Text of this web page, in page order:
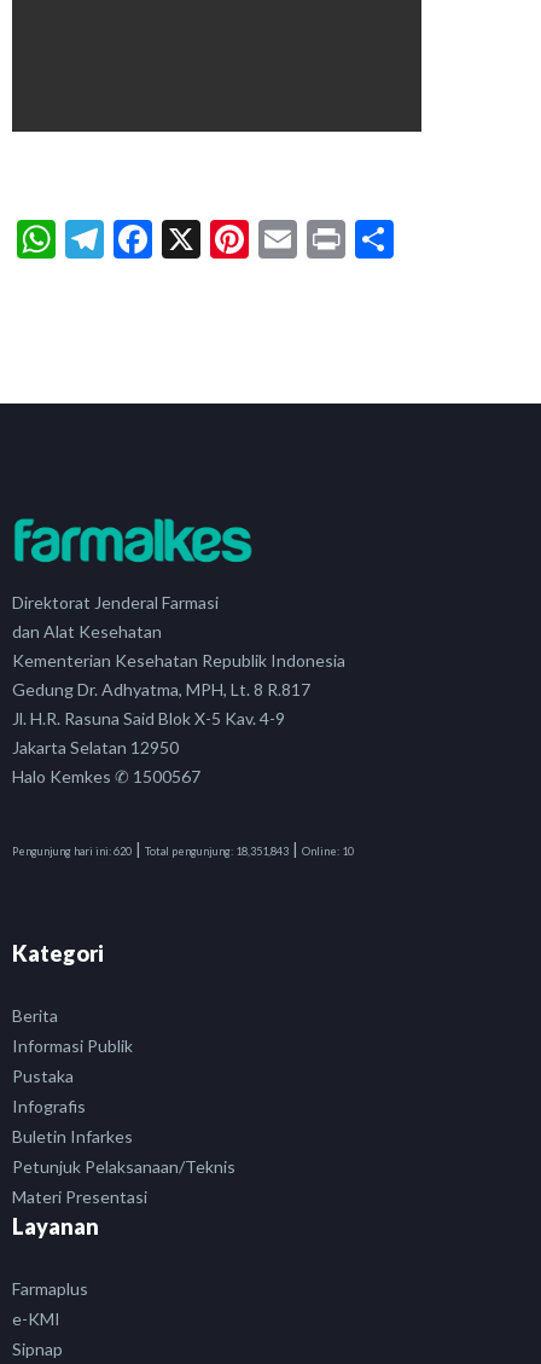
WhatsApp
Telegram
Facebook
X Pinterest
Email
Print
Direktorat Jenderal Farmasi
dan Alat Kesehatan
Kementerian Kesehatan Republik Indonesia
Gedung Dr. Adhyatma, MPH, Lt. 8 R.817
Jl. H.R. Rasuna Said Blok X-5 Kav. 4-9
Jakarta Selatan 12950
Halo Kemkes ✆ 1500567
Pengunjung hari ini:620 | Total pengunjung: 18,351,843 | Online: 10
Kategori
Berita
Informasi Publik
Pustaka
Infografis
Buletin Infarkes
Petunjuk Pelaksanaan/Teknis
Materi Presentasi
Layanan
Farmaplus
e-KMI
Sipnap